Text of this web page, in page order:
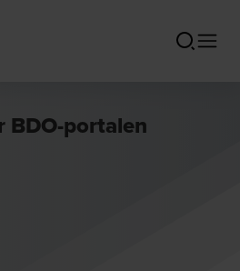
portalen